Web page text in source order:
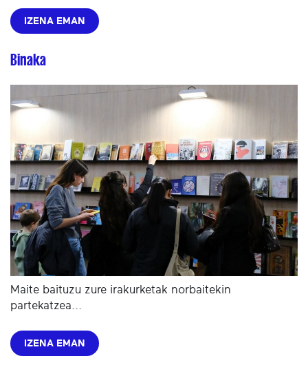
IZENA EMAN
Binaka
Maite baituzu zure irakurketak norbaitekin
partekatzea...
IZENA EMAN